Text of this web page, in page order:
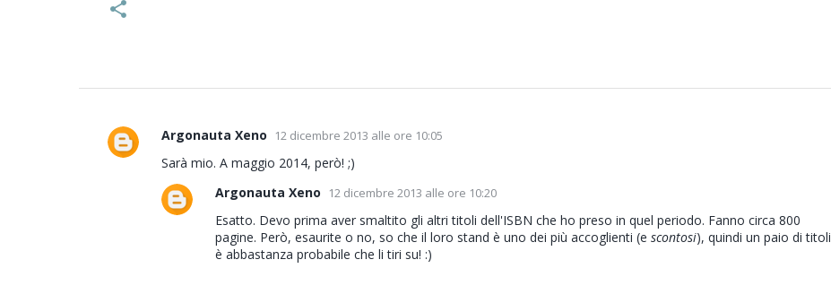
C
Argonauta Xeno 12 dicembre 2013 alle ore 10:05
Sarà mio. A maggio 2014, però! ;)
Argonauta Xeno 12 dicembre 2013 alle ore 10:20
Esatto. Devo prima aver smaltito gli altri titoli dell'ISBN che ho preso in quel periodo. Fanno circa 800
pagine. Però, esaurite o no, so che il loro stand è uno dei più accoglienti (e scontosi), quindi un paio di titoli
è abbastanza probabile che li tiri su! :)